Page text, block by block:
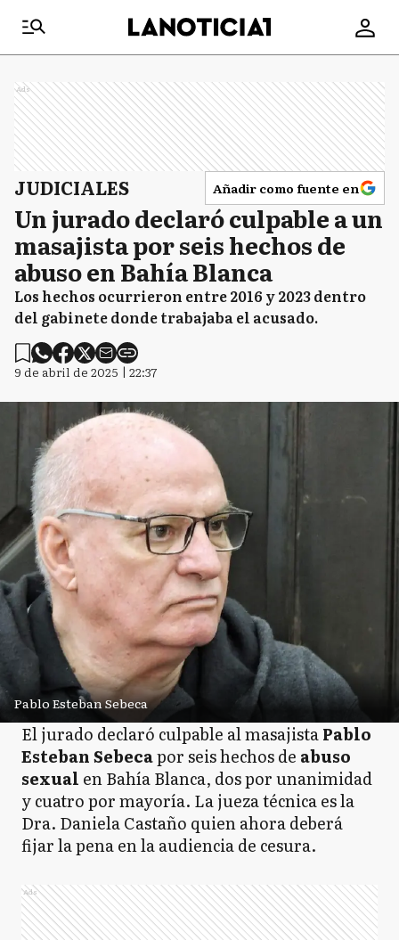
Ads
JUDICIALES Añadir como fuente en
Un jurado declaró culpable a un
masajista por seis hechos de
abuso en Bahía Blanca
Los hechos ocurrieron entre 2016 y 2023 dentro
del gabinete donde trabajaba el acusado.
9 de abril de 2025 | 22:37
Pablo Esteban Sebeca
El jurado declaró culpable al masajistaPablo
Esteban Sebecapor seis hechos de abuso
sexual en Bahía Blanca, dos por unanimidad
y cuatro por mayoría. La jueza técnica es la
Dra. Daniela Castaño quien ahora deberá
fijar la pena en la audiencia de cesura.
Ads